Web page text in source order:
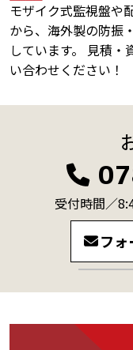
モザイク式監視盤や
から、海外製の防振
しています。 見積
い合わせください！
受付時間／
フ